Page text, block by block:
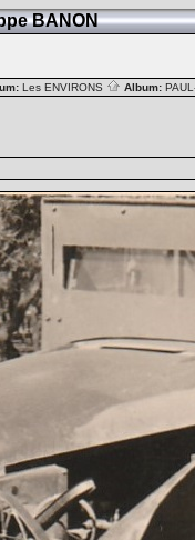
BANON
Les ENVIRONS Album: